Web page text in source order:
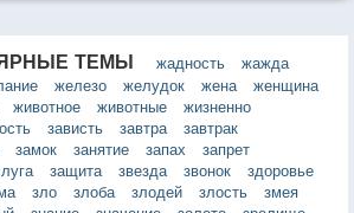
ТЕМЫ жадность
жажда
железо желудок жена
женщина
животное животные
жизненно
зависть завтра
завтрак
замок занятие запах
запрет
защита звезда звонок
здоровье
зло злоба злодей злость
змея